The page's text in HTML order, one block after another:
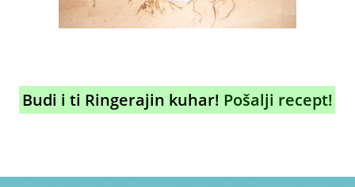
Budi i ti Ringerajin kuhar! Pošalji recept!